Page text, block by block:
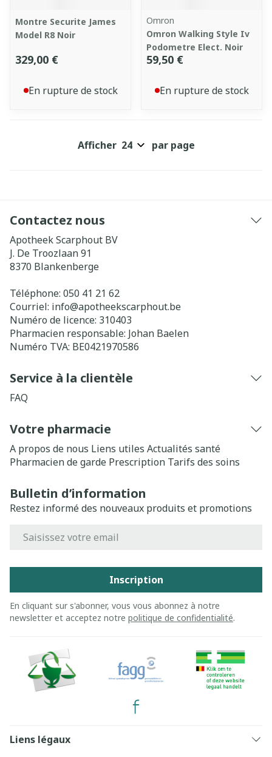
Montre Securite James
Model R8 Noir
329,00 €
En rupture de stock
Omron
Omron Walking Style Iv
Podometre Elect. Noir
59,50 €
En rupture de stock
Afficher par page
Contactez nous
Apotheek Scarphout BV
J. De Troozlaan 91
8370 Blankenberge
Téléphone: 050 41 21 62
Courriel: info@apotheekscarphout.be
Numéro de licence: 310403
Pharmacien responsable: Johan Baelen
Numéro TVA: BE0421970586
Service à la clientèle
FAQ
Votre pharmacie
A propos de nous Liens utiles Actualités santé
Pharmacien de garde Prescription Tarifs des soins
Bulletin d’information
Restez informé des nouveaux produits et promotions
Inscription
En cliquant sur s'abonner, vous vous abonnez à notre
newsletter et acceptez notre politique de confidentialité.
Liens légaux